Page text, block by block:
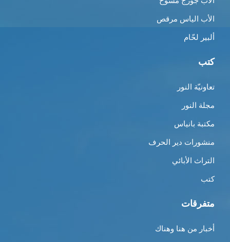
الأب الياس مرقص
ألبير لحّام
كتب
تعاونيّة النور
مجلة النور
مكتبة بانياس
منشورات دير الحرف
التراث الأبائي
كتب
متفرقات
أخبار من هنا وهناك